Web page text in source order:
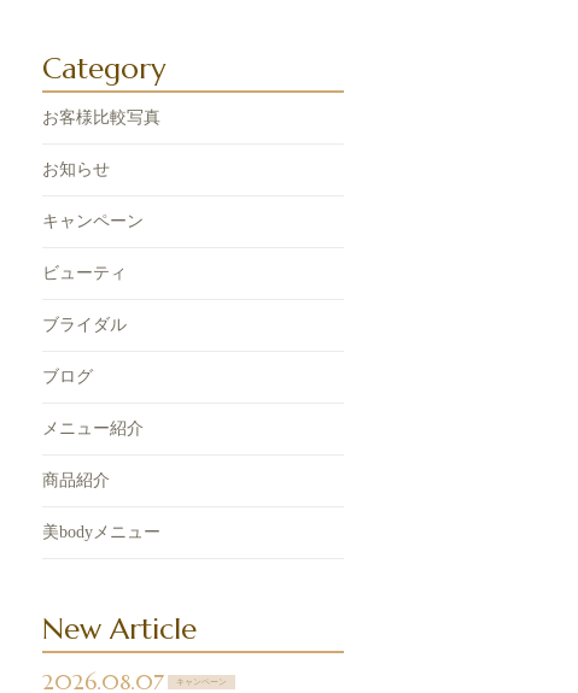
Category
お客様比較写真
お知らせ
キャンペーン
ビューティ
ブライダル
ブログ
メニュー紹介
商品紹介
美bodyメニュー
New Article
2026.08.07 キャンペーン